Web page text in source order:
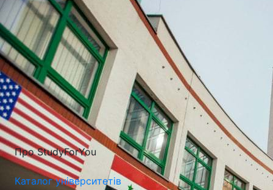
Про StudyForYou
Каталог університетів